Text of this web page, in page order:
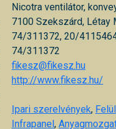
Nicotra ventilátor,
7100 Szekszárd, Létay
74/311372, 20/
74/311372
fikesz@fikesz.hu
http://www.fikesz.hu/
Ipari szerelvények,
Infrapanel,